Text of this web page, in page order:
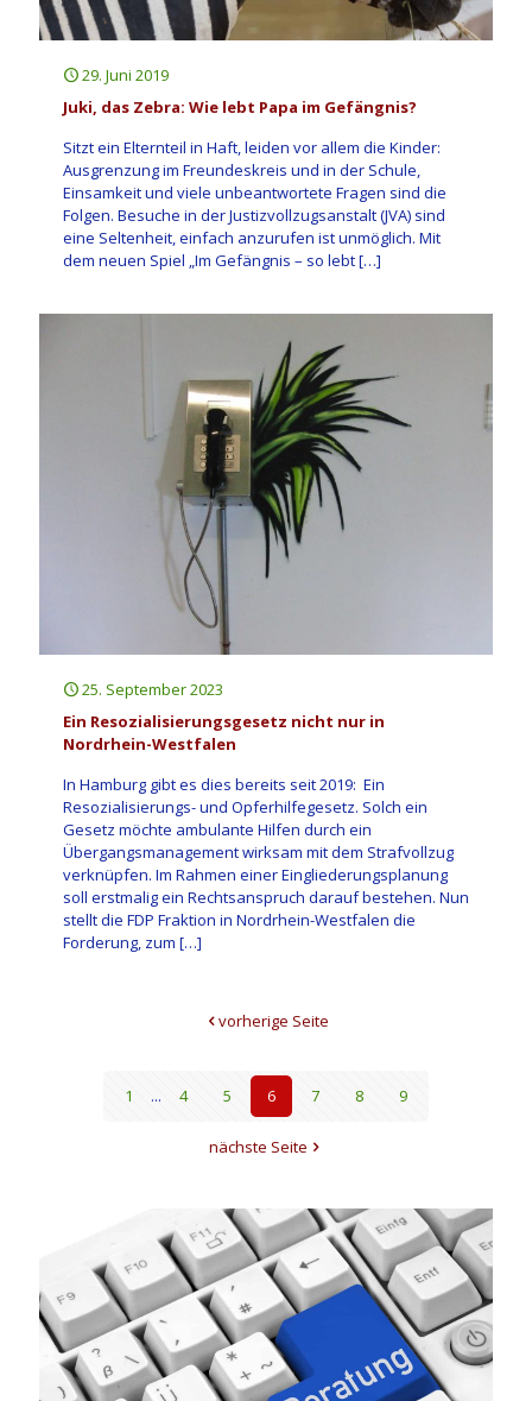
29. Juni 2019
Juki, das Zebra: Wie lebt Papa im Gefängnis?
Sitzt ein Elternteil in Haft, leiden vor allem die Kinder:
Ausgrenzung im Freundeskreis und in der Schule,
Einsamkeit und viele unbeantwortete Fragen sind die
Folgen. Besuche in der Justizvollzugsanstalt (JVA) sind
eine Seltenheit, einfach anzurufen ist unmöglich. Mit
dem neuen Spiel „Im Gefängnis – so lebt[…]
25. September 2023
Ein Resozialisierungsgesetz nicht nur in
Nordrhein-Westfalen
In Hamburg gibt es dies bereits seit 2019: Ein
Resozialisierungs- und Opferhilfegesetz. Solch ein
Gesetz möchte ambulante Hilfen durch ein
Übergangsmanagement wirksam mit dem Strafvollzug
verknüpfen. Im Rahmen einer Eingliederungsplanung
soll erstmalig ein Rechtsanspruch darauf bestehen. Nun
stellt die FDP Fraktion in Nordrhein-Westfalen die
Forderung, zum […]
vorherige Seite
1 ... 4 5 6 7 8 9
nächste Seite